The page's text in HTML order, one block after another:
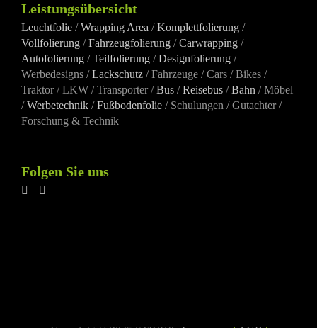
Leistungsübersicht
Leuchtfolie /Wrapping Area /Komplettfolierung /
Vollfolierung /Fahrzeugfolierung /Carwrapping /
Autofolierung /Teilfolierung /Designfolierung /
Werbedesigns /Lackschutz / Fahrzeuge / Cars / Bikes /
Traktor / LKW / Transporter /Bus /Reisebus /Bahn / Möbel
/Werbetechnik /Fußbodenfolie / Schulungen / Gutachter /
Forschung & Technik
Folgen Sie uns